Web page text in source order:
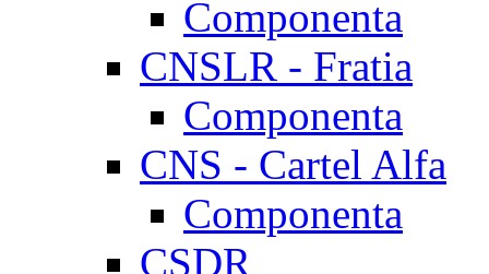
Componenta
CNSLR - Fratia
Componenta
CNS - Cartel Alfa
Componenta
CSDR